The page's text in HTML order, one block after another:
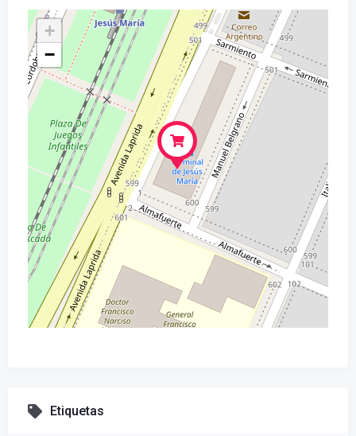
+
−
Etiquetas